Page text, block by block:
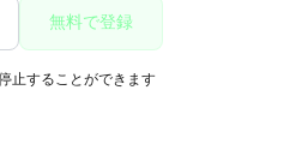
無料で登録
止することができます